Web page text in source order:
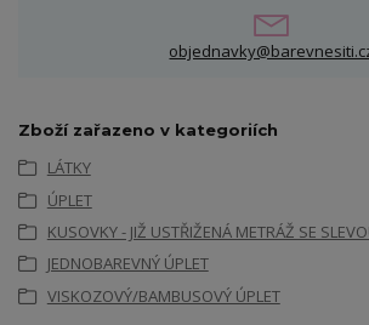
Zboží zařazeno v kategoriích
LÁTKY
ÚPLET
KUSOVKY - JIŽ USTŘIŽENÁ METRÁŽ SE
JEDNOBAREVNÝ ÚPLET
VISKOZOVÝ/BAMBUSOVÝ ÚPLET